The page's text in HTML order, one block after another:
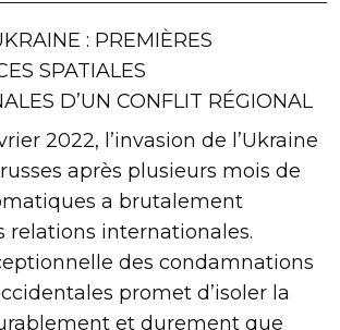
: PREMIÈRES
SPATIALES
D’UN CONFLIT RÉGIONAL
2022, l’invasion de l’Ukraine
après plusieurs mois de
a brutalement
relations internationales.
des condamnations
promet d’isoler la
et durement que